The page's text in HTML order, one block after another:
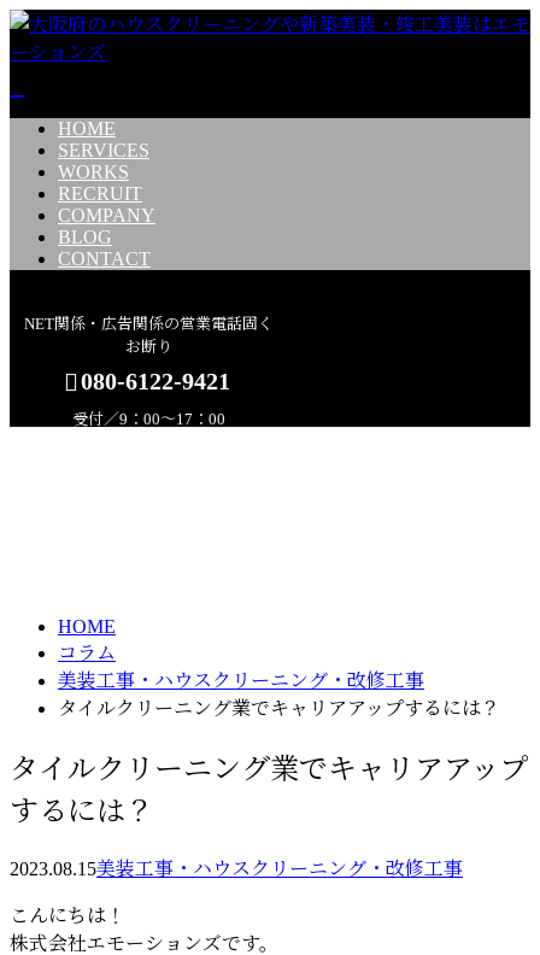
HOME
SERVICES
WORKS
RECRUIT
COMPANY
BLOG
CONTACT
NET関係・広告関係の営業電話固く
お断り
080-6122-9421
受付／9：00～17：00
HOME
コラム
美装工事・ハウスクリーニング・改修工事
タイルクリーニング業でキャリアアップするには？
タイルクリーニング業でキャリアアップ
するには？
2023.08.15美装工事・ハウスクリーニング・改修工事
こんにちは！
株式会社エモーションズです。